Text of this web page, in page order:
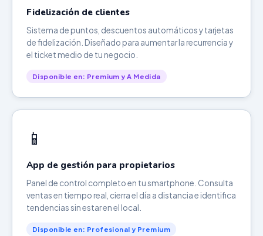
Fidelización de clientes
Sistema de puntos, descuentos automáticos y tarjetas
de fidelización. Diseñado para aumentar la recurrencia y
el ticket medio de tu negocio.
Disponible en: Premium y A Medida
📱
App de gestión para propietarios
Panel de control completo en tu smartphone. Consulta
ventas en tiempo real, cierra el día a distancia e identifica
tendencias sin estar en el local.
Disponible en: Profesional y Premium